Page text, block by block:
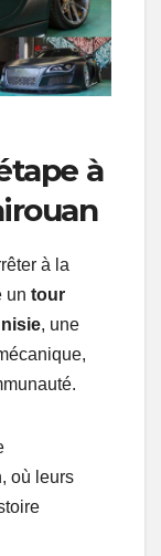
à
à la
un tour
, une
où leurs